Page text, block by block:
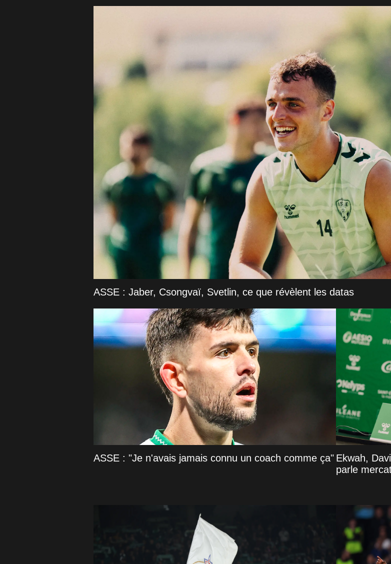
ASSE : Jaber, Csongvaï, Svetlin, ce que révèlent les datas
ASSE : "Je n'avais jamais connu un coach comme ça" Ekwah,
parle